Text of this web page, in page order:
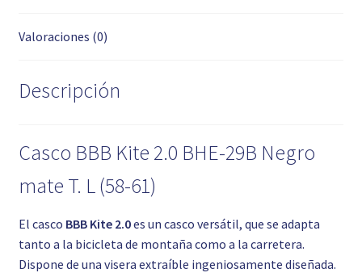
Valoraciones (0)
Descripción
Casco BBB Kite 2.0 BHE-29B Negro
mate T. L (58-61)
El casco BBB Kite 2.0es un casco versátil, que se adapta
tanto a la bicicleta de montaña como a la carretera.
Dispone de una visera extraíble ingeniosamente diseñada.